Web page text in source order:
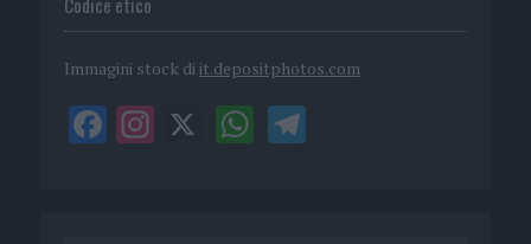
Immagini stock di it.depositphotos.com